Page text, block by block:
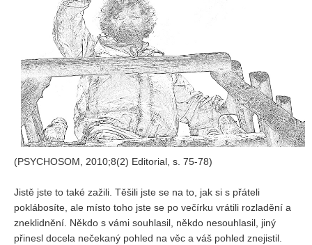
Vydání 3-4/ 2024
Vydání 1-2/ 2024
Vydání 3-4/ 2023
Vydání 1-2/ 2023
Vydání 1-2/ 2022
Vydání 3-4/ 2022
Vydání 3-4/ 2021
Vydání 2/ 2021
Vydání 3-4/ 2020
Vydání 1-2/ 2020
(PSYCHOSOM, 2010;8(2) Editorial, s. 75-78)
Jistě jste to také zažili. Těšili jste se na to, jak si s přáteli
poklábosíte, ale místo toho jste se po večírku vrátili rozladění a
zneklidnění. Někdo s vámi souhlasil, někdo nesouhlasil, jiný
přinesl docela nečekaný pohled na věc a váš pohled znejistil.